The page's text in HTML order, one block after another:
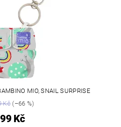
MIO, SNAIL SURPRISE
Kč(–66 %)
99 Kč